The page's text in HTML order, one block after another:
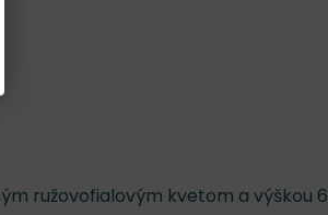
ružovofialovým kvetom a výškou